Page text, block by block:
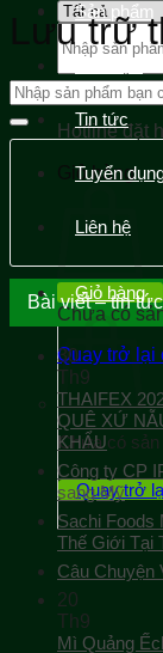
kiếm:
Hotline đặt
Giỏ hàng
Chưa có
Quay trở lại
Sản phẩm
Tin tức
Tuyển
Liên hệ
Giỏ hàng
Chưa có sản
Quay trở
Lưu trữ
Bài viết – tin tức
30
Th9
THAIFEX
QUÊ XỨ
KHẨU
Công ty CP
sang Mỹ
Sachi Foods
Thế Giới Tại
Câu Chuyện
20
Th9
Mì Quảng